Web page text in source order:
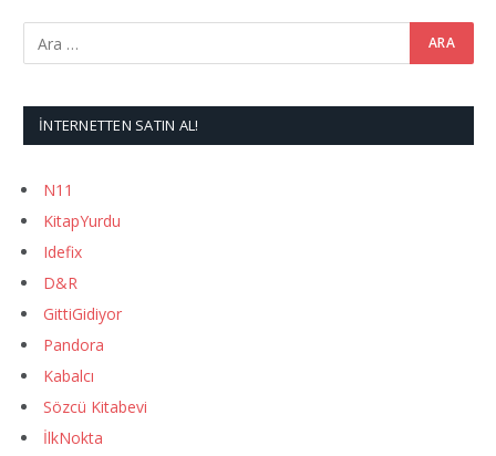
İNTERNETTEN SATIN AL!
N11
KitapYurdu
Idefix
D&R
GittiGidiyor
Pandora
Kabalcı
Sözcü Kitabevi
İlkNokta